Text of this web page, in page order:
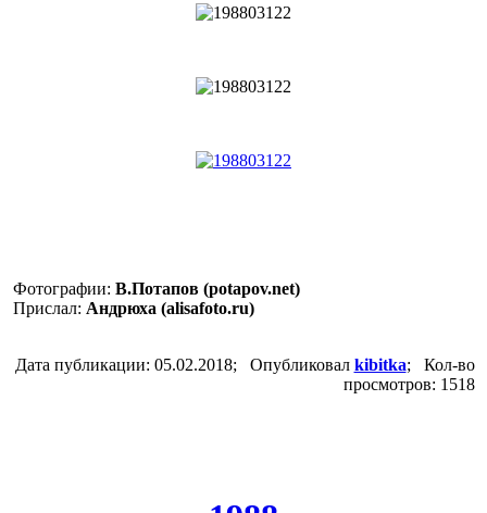
Фотографии: В.Потапов (potapov.net)
Прислал: Андрюха (alisafoto.ru)
Дата публикации: 05.02.2018; Опубликовал kibitka; Кол-во
просмотров: 1518